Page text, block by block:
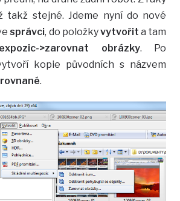
takž stejné. Jdeme nyní do nové
správci, do položkyvytvořit a tam
>zarovnat obrázky. Po
kopie původních s názvem
.